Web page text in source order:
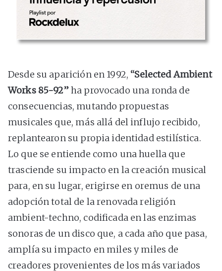
Desde su aparición en 1992, “Selected Ambient
Works 85-92”ha provocado una ronda de
consecuencias, mutando propuestas
musicales que, más allá del influjo recibido,
replantearon su propia identidad estilística.
Lo que se entiende como una huella que
trasciende su impacto en la creación musical
para, en su lugar, erigirse en oremus de una
adopción total de la renovada religión
ambient-techno, codificada en las enzimas
sonoras de un disco que, a cada año que pasa,
amplía su impacto en miles y miles de
creadores provenientes de los más variados